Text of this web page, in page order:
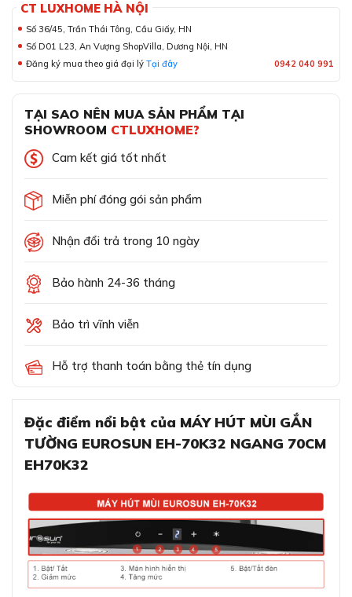
CT LUXHOME HÀ NỘI
Số 36/45, Trần Thái Tông, Cầu Giấy, HN
Số D01 L23, An Vượng ShopVilla, Dương Nội, HN
Đăng ký mua theo giá đại lý Tại đây 0942 040 991
TẠI SAO NÊN MUA SẢN PHẨM TẠI
SHOWROOM CTLUXHOME?
Cam kết giá tốt nhất
Miễn phí đóng gói sản phẩm
Nhận đổi trả trong 10 ngày
Bảo hành 24-36 tháng
Bảo trì vĩnh viễn
Hỗ trợ thanh toán bằng thẻ tín dụng
Đặc điểm nổi bật của MÁY HÚT MÙI GẮN
TƯỜNG EUROSUN EH-70K32 NGANG 70CM
EH70K32